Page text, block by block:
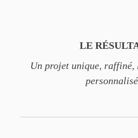
LE
Un projet unique, raffiné,